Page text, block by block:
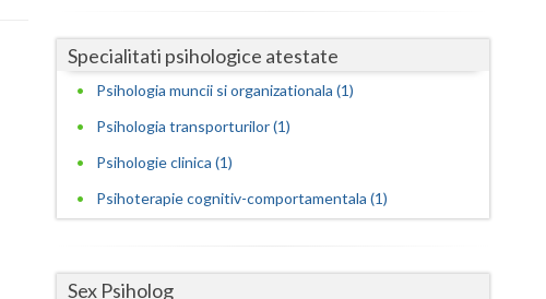
Harghita
Iasi
Specialitati psihologice atestate
Psihologia muncii si organizationala (1)
Psihologia transporturilor (1)
Psihologie clinica (1)
Psihoterapie cognitiv-comportamentala (1)
Sex Psiholog